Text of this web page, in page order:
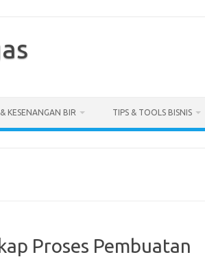
KESENANGAN BIR TIPS & TOOLS BISNIS
Proses Pembuatan